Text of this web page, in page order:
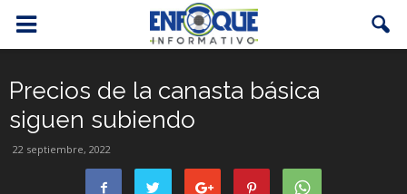
Precios de la canasta básica
siguen subiendo
22 septiembre, 2022